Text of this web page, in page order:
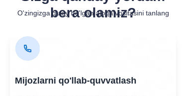
bera olamiz?
O'zingizga qulay bo'lgan aloqa vositasini tanlang
Mijozlarni qo'llab-quvvatlash